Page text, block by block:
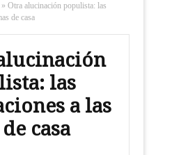
» Otra alucinación populista: las
de casa
las
a las
casa